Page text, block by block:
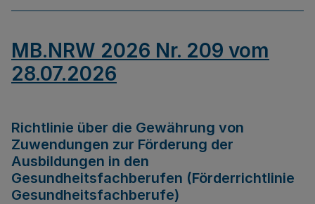
MB.NRW 2026 Nr. 209 vom
28.07.2026
Richtlinie über die Gewährung von
Zuwendungen zur Förderung der
Ausbildungen in den
Gesundheitsfachberufen (Förderrichtlinie
Gesundheitsfachberufe)